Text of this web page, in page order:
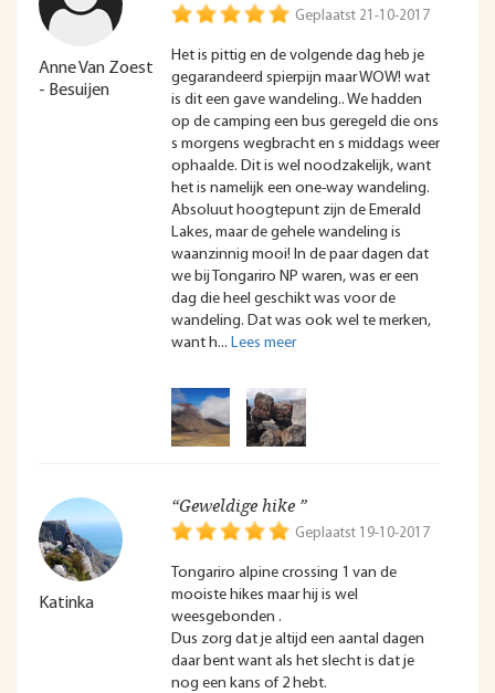
Anne Van Zoest
- Besuijen
Geplaatst 21-10-2017
Het is pittig en de volgende dag heb je
gegarandeerd spierpijn maar WOW! wat
is dit een gave wandeling.. We hadden
op de camping een bus geregeld die ons
s morgens wegbracht en s middags weer
ophaalde. Dit is wel noodzakelijk, want
het is namelijk een one-way wandeling.
Absoluut hoogtepunt zijn de Emerald
Lakes, maar de gehele wandeling is
waanzinnig mooi! In de paar dagen dat
we bij Tongariro NP waren, was er een
dag die heel geschikt was voor de
wandeling. Dat was ook wel te merken,
want h
Katinka
“Geweldige hike ”
Geplaatst 19-10-2017
Tongariro alpine crossing 1 van de
mooiste hikes maar hij is wel
weesgebonden .
Dus zorg dat je altijd een aantal dagen
daar bent want als het slecht is dat je
nog een kans of 2 hebt.